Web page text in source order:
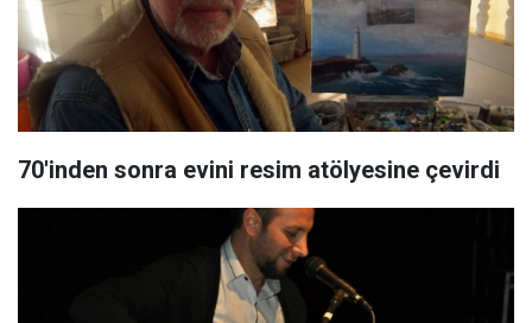
70'inden sonra evini resim atölyesine çevirdi